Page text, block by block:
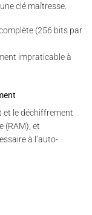
clé maîtresse.
(256 bits par
impraticable à
et le déchiffrement
(RAM), et
à l’auto-